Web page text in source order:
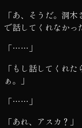
「あ、そうだ。洞
で話してくれなかっ
「……」
「もし話してくれ
ぁ。」
「……」
「あれ、アスカ？」